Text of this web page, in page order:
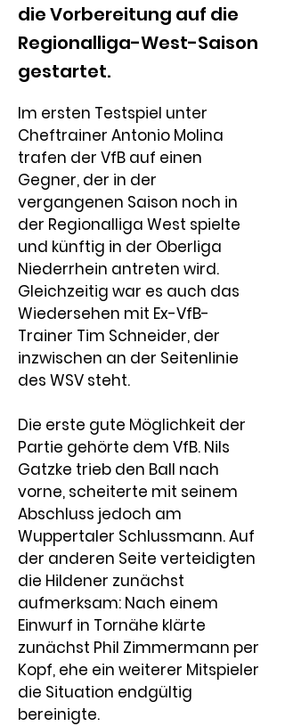
die Vorbereitung auf die
Regionalliga-West-Saison
gestartet.
Im ersten Testspiel unter
Cheftrainer Antonio Molina
trafen der VfB auf einen
Gegner, der in der
vergangenen Saison noch in
der Regionalliga West spielte
und künftig in der Oberliga
Niederrhein antreten wird.
Gleichzeitig war es auch das
Wiedersehen mit Ex-VfB-
Trainer Tim Schneider, der
inzwischen an der Seitenlinie
des WSV steht.
Die erste gute Möglichkeit der
Partie gehörte dem VfB. Nils
Gatzke trieb den Ball nach
vorne, scheiterte mit seinem
Abschluss jedoch am
Wuppertaler Schlussmann. Auf
der anderen Seite verteidigten
die Hildener zunächst
aufmerksam: Nach einem
Einwurf in Tornähe klärte
zunächst Phil Zimmermann per
Kopf, ehe ein weiterer Mitspieler
die Situation endgültig
bereinigte.